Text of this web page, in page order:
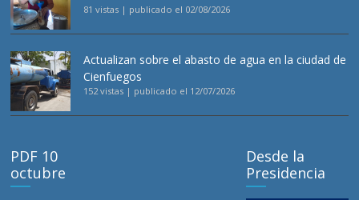
81 vistas | publicado el 02/08/2026
Actualizan sobre el abasto de agua en la ciudad de
Cienfuegos
152 vistas | publicado el 12/07/2026
PDF 10
octubre
Desde la
Presidencia